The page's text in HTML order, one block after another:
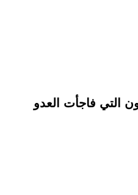
التي فاجأت العدو